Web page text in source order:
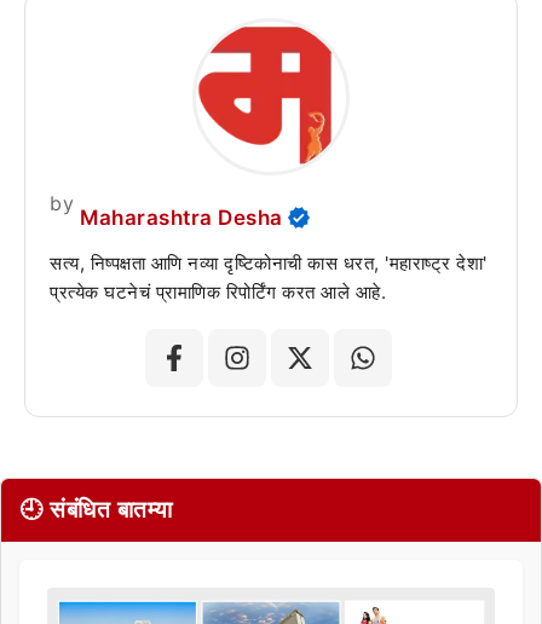
by
Maharashtra Desha
सत्य, निष्पक्षता आणि नव्या दृष्टिकोनाची कास धरत, 'महाराष्ट्र देशा'
प्रत्येक घटनेचं प्रामाणिक रिपोर्टिंग करत आले आहे.
🕘 संबंधित बातम्या